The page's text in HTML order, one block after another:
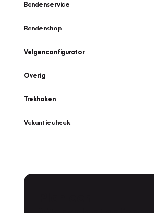
Bandenservice
Bandenshop
Velgenconfigurator
Overig
Trekhaken
Vakantiecheck